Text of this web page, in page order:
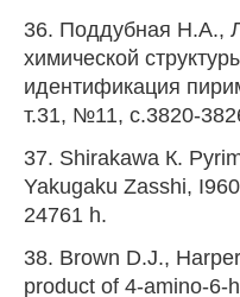
36. Поддубная H.A.,
химической
идентификация
т.31, №11, с.3820-
37. Shirakawa К.
Yakugaku Zasshi,
24761 h.
38. Brown D.J.,
product of 4-amino-6-